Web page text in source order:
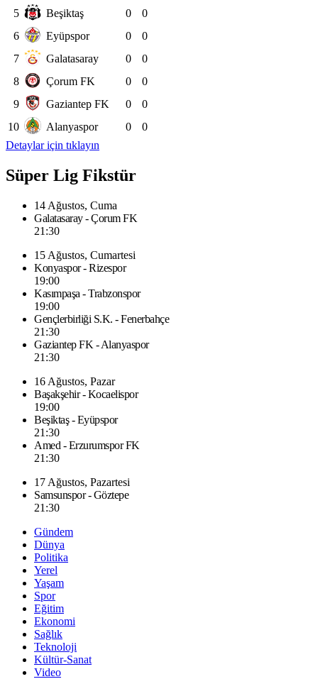
5 Beşiktaş 0
0
6
Eyüpspor 0
0
7
Galatasaray 0
0
8
Çorum FK 0
0
9
Gaziantep FK 0
0
10
Alanyaspor 0
0
Detaylar için tıklayın
Süper Lig Fikstür
14 Ağustos, Cuma
Galatasaray - Çorum FK
21:30
15 Ağustos, Cumartesi
Konyaspor - Rizespor
19:00
Kasımpaşa - Trabzonspor
19:00
Gençlerbirliği S.K. - Fenerbahçe
21:30
Gaziantep FK - Alanyaspor
21:30
16 Ağustos, Pazar
Başakşehir - Kocaelispor
19:00
Beşiktaş - Eyüpspor
21:30
Amed - Erzurumspor FK
21:30
17 Ağustos, Pazartesi
Samsunspor - Göztepe
21:30
Gündem
Dünya
Politika
Yerel
Yaşam
Spor
Eğitim
Ekonomi
Sağlık
Teknoloji
Kültür-Sanat
Video